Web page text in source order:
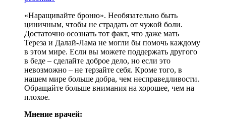
«Наращивайте броню». Необязательно быть
циничным, чтобы не страдать от чужой боли.
Достаточно осознать тот факт, что даже мать
Тереза и Далай-Лама не могли бы помочь каждому
в этом мире. Если вы можете поддержать другого
в беде – сделайте доброе дело, но если это
невозможно – не терзайте себя. Кроме того, в
нашем мире больше добра, чем несправедливости.
Обращайте больше внимания на хорошее, чем на
плохое.
Мнение врачей: